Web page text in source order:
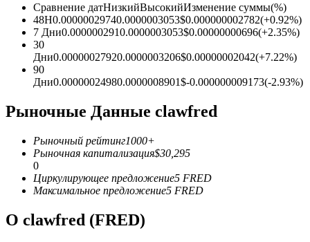
USDC фьючерсы
Фьючерсы с использованием USDC в качестве
обеспечения
Сравнение датНизкийВысокийИзменение суммы(%)
48H0.00000029740.0000003053$0.000000002782(+0.92%)
7 Дни0.0000002910.0000003053$0.00000000696(+2.35%)
30
Дни0.00000027920.0000003206$0.00000002042(+7.22%)
90
Дни0.00000024980.0000008901$-0.000000009173(-2.93%)
Рыночные Данные clawfred
Рыночный рейтинг1000+
Рыночная капитализация$30,295
0
Циркулирующее предложение5 FRED
Максимальное предложение5 FRED
О clawfred (FRED)